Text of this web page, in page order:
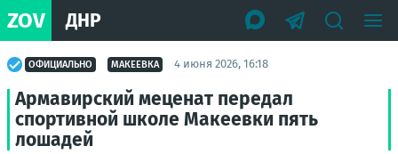
ZOV ДНР
ОФИЦИАЛЬНО МАКЕЕВКА 4 июня 2026, 16:18
Армавирский меценат передал
спортивной школе Макеевки пять
лошадей